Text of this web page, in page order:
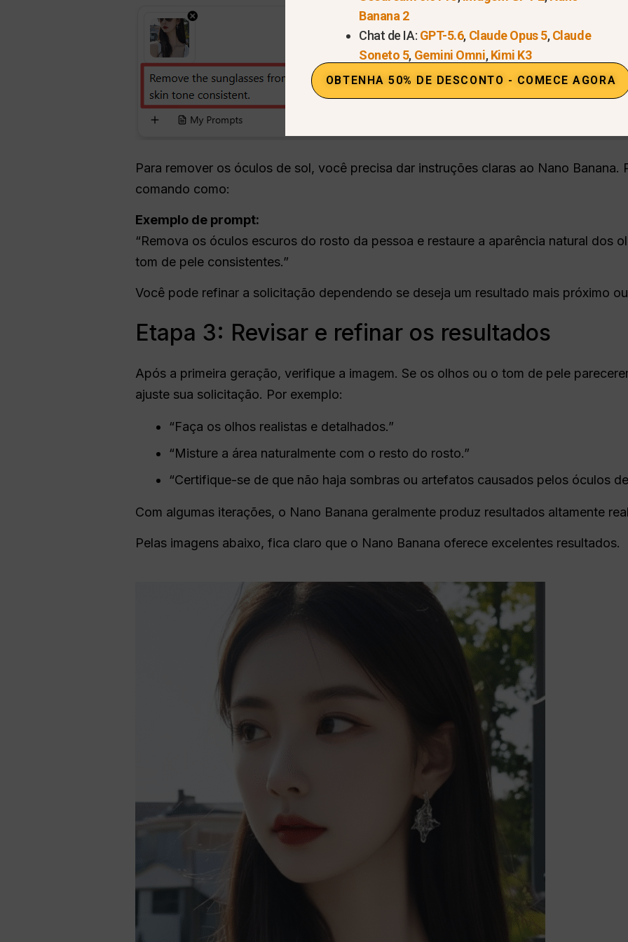
Para remover os óculos de sol, você precisa dar instruções claras ao Nano Banana.
comando como:
Exemplo de prompt:
“Remova os óculos escuros do rosto da pessoa e restaure a aparência natural dos
tom de pele consistentes.”
Você pode refinar a solicitação dependendo se deseja um resultado mais próximo
Etapa 3: Revisar e refinar os resultados
Após a primeira geração, verifique a imagem. Se os olhos ou o tom de pele
ajuste sua solicitação. Por exemplo:
“Faça os olhos realistas e detalhados.”
“Misture a área naturalmente com o resto do rosto.”
“Certifique-se de que não haja sombras ou artefatos causados pelos óculos
Com algumas iterações, o Nano Banana geralmente produz resultados altamente
Pelas imagens abaixo, fica claro que o Nano Banana oferece excelentes resultados.
Banana 2
Chat de IA: GPT-5.6, Claude Opus 5,Claude
Soneto 5, Gemini Omni,Kimi K3
OBTENHA 50% DE DESCONTO - COMECE AGORA